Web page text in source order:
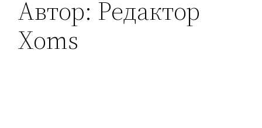
Автор: Редактор
Xoms